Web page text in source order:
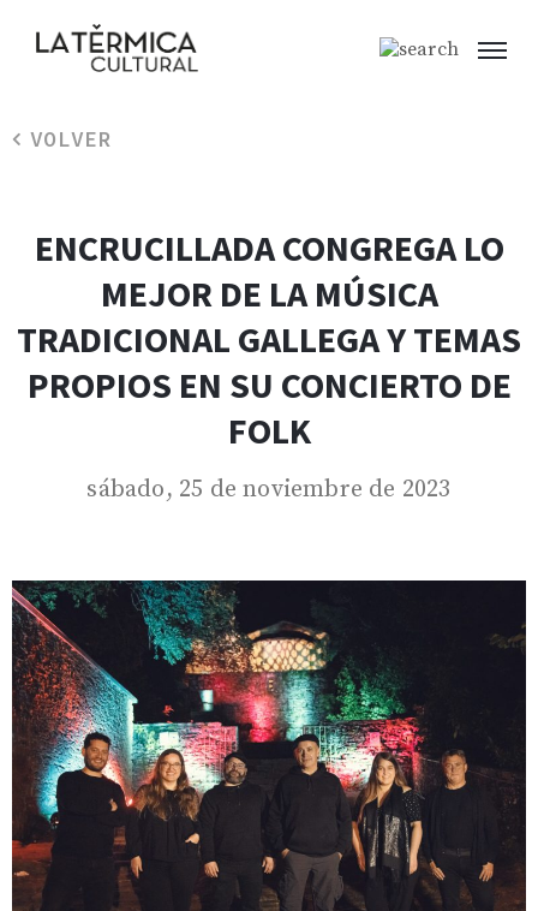
VOLVER
ENCRUCILLADA CONGREGA LO
MEJOR DE LA MÚSICA
TRADICIONAL GALLEGA Y TEMAS
PROPIOS EN SU CONCIERTO DE
FOLK
sábado, 25 de noviembre de 2023